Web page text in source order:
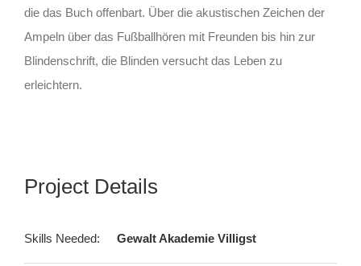
die das Buch offenbart. Über die akustischen Zeichen der
Ampeln über das Fußballhören mit Freunden bis hin zur
Blindenschrift, die Blinden versucht das Leben zu
erleichtern.
Project Details
Skills Needed: Gewalt Akademie Villigst